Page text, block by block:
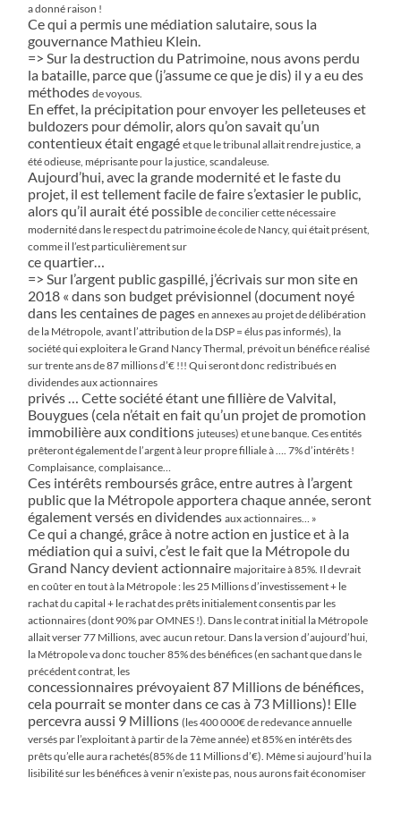
a donné raison !
Ce qui a permis une médiation salutaire, sous la
gouvernance Mathieu Klein.
=> Sur la destruction du Patrimoine, nous avons perdu
la bataille, parce que (j’assume ce que je dis) il y a eu des
méthodesde voyous.
En effet, la précipitation pour envoyer les pelleteuses et
buldozers pour démolir, alors qu’on savait qu’un
contentieux était engagéet que le tribunal allait rendre justice, a
été odieuse, méprisante pour la justice, scandaleuse.
Aujourd’hui, avec la grande modernité et le faste du
projet, il est tellement facile de faire s’extasier le public,
alors qu’il aurait été possiblede concilier cette nécessaire
modernité dans le respect du patrimoine école de Nancy, qui était présent,
comme il l’est particulièrement sur
ce quartier…
=> Sur l’argent public gaspillé, j’écrivais sur mon site en
2018 « dans son budget prévisionnel (document noyé
dans les centaines de pagesen annexes au projet de délibération
de la Métropole, avant l’attribution de la DSP = élus pas informés), la
société qui exploitera le Grand Nancy Thermal, prévoit un bénéfice réalisé
sur trente ans de 87 millions d’€ !!! Qui seront donc redistribués en
dividendes aux actionnaires
privés … Cette société étant une fillière de Valvital,
Bouygues (cela n’était en fait qu’un projet de promotion
immobilière aux conditions juteuses) et une banque. Ces entités
prêteront également de l’argent à leur propre filliale à …. 7% d’intérêts !
Complaisance, complaisance…
Ces intérêts remboursés grâce, entre autres à l’argent
public que la Métropole apportera chaque année, seront
également versés en dividendesaux actionnaires… »
Ce qui a changé, grâce à notre action en justice et à la
médiation qui a suivi, c’est le fait que la Métropole du
Grand Nancy devient actionnairemajoritaire à 85%. Il devrait
en coûter en tout à la Métropole : les 25 Millions d’investissement + le
rachat du capital + le rachat des prêts initialement consentis par les
actionnaires (dont 90% par OMNES !). Dans le contrat initial la Métropole
allait verser 77 Millions, avec aucunretour. Dans la version d’aujourd’hui,
la Métropole va donc toucher 85% des bénéfices (en sachant que dans le
précédent contrat, les
concessionnaires prévoyaient 87 Millions de bénéfices,
cela pourrait se monter dans ce cas à 73 Millions)! Elle
percevra aussi 9 Millions(les 400 000€ de redevance annuelle
versés par l’exploitant à partir de la 7ème année) et 85% en intérêts des
prêts qu’elle aura rachetés(85%de 11 Millions d’€). Même si aujourd’hui la
lisibilité sur les bénéfices à venir n’existe pas, nous aurons fait économiser